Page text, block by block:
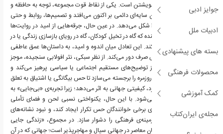
جوایز ادبی
ادبیات ملل
بسته های پیشنهادی
محصولات فرهنگی
کمک آموزشی
مجله‌ی ایران‌کتاب
مرزهای حافظه و تعریف خویشتن است. یکی از نقاط قوت مجموعه، توجه به حافظه و
زمان است. گذشته همچون سایه‌ای دائمی بر اکنون می‌افتد و تصمیم‌ها، روابط و حتی
سکوت‌های شخصیت‌ها را شکل می‌دهد. در عین حال، جرقه‌هایی از امید در روایت‌ها
دیده می‌شود؛ امیدی شکننده که گاه در تخیل کودکان، گاه در رویای بازسازی زندگی یا در
پیوندی انسانی جلوه می‌کند. این تعادل میان اندوه و امید، به داستان‌ها عمق عاطفی
می‌بخشد و آن‌ها را از یأس صرف دور می‌کند. از نظر سبکی، نثر افولابی سنجیده، موجز
و تأملی است. او اغلب از توضیح‌های مستقیم اجتماعی یا سیاسی پرهیز می‌کند و
به‌جای آن، جزئیات ظریف روزمره را برجسته می‌سازد تا حس بیگانگی یا اشتیاق به تعلق
را منتقل کند. همین رویکرد، کیفیتی جهانی به اثر می‌دهد؛ زیرا تجربه‌ی «بی‌جایی» به
فرهنگی خاص محدود نمی‌شود. با این حال، یکنواختی نسبی لحن و فضای تأملی
داستان‌ها ممکن است برای برخی خوانندگان حس تکرار ایجاد کند، و نبود نشانه‌های
جغرافیایی پررنگ، درک زمینه‌ی فرهنگی را دشوار سازد. در مجموع، «زندگی جایی
دیگر» پرتره‌ای ادبی از انسان معاصر در جهانی سیال و مهاجرپذیر است؛ جهانی که در آن